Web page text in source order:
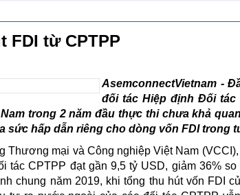
FDI từ CPTPP
AsemconnectVietnam -
đối tác Hiệp định Đối tác
trong 2 năm đầu thực thi chưa khả
sức hấp dẫn riêng cho dòng vốn FDI trong
Thương mại và Công nghiệp Việt Nam
tác CPTPP đạt gần 9,5 tỷ USD, giảm 36%
chung năm 2019, khi tổng thu hút vốn FDI